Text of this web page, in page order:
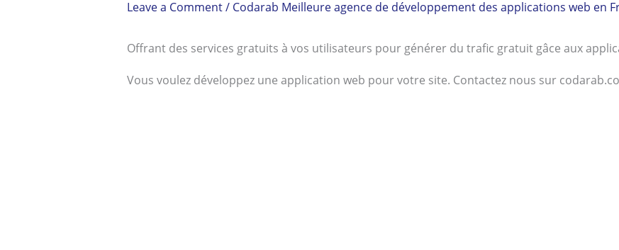
Leave a Comment/ Codarab Meilleure agence de développement des applications web en
Offrant des services gratuits à vos utilisateurs pour générer du trafic gratuit gâce aux
Vous voulez développez une application web pour votre site. Contactez nous sur